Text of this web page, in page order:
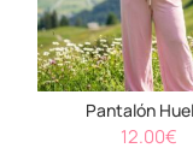
Pantalón
12.00€